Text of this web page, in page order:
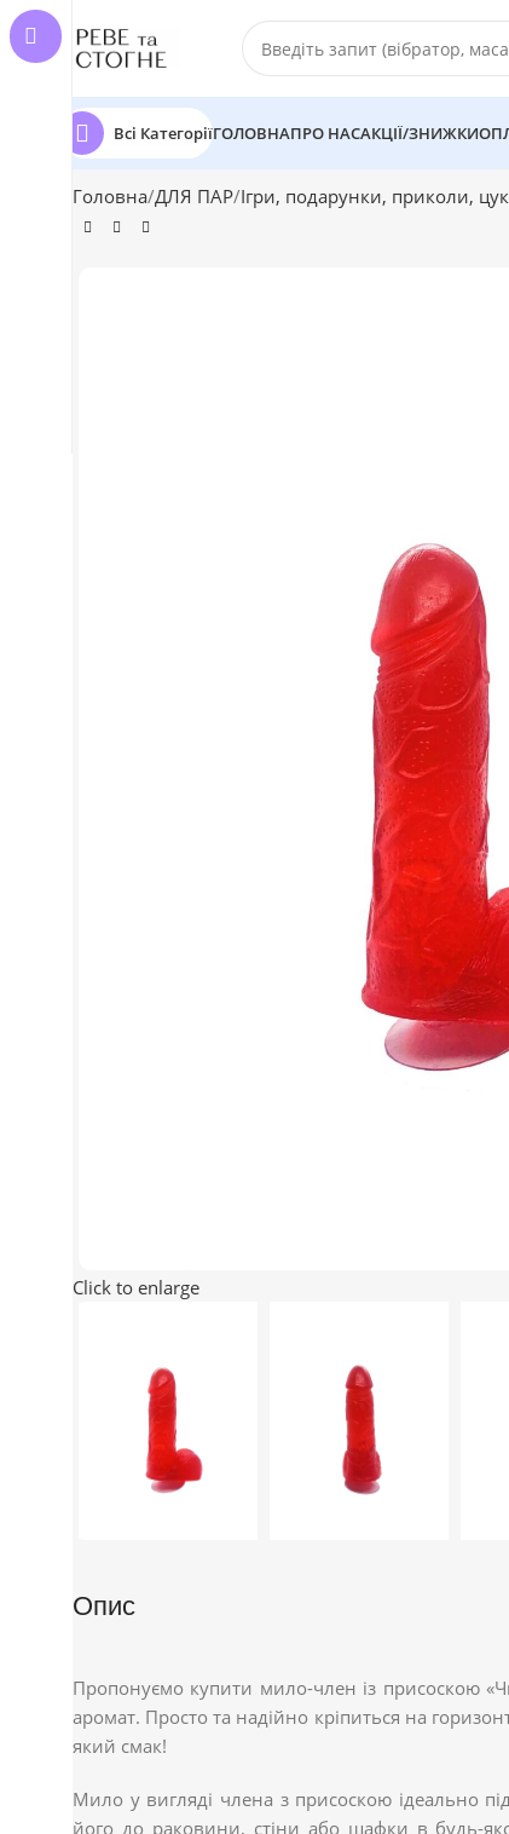
Всі КатегоріїГОЛОВНАПРО НАСАКЦІЇ/ЗНИЖКИ
Головна ДЛЯ ПАР Ігри, подарунки, приколи,
Click to enlarge
Опис
Пропонуємо купити мило-член із присоскою
аромат. Просто та надійно кріпиться на
який смак!
Мило у вигляді члена з присоскою ідеально
його до раковини, стіни або шафки в будь-